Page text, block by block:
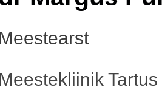
Meestearst
Meestekliinik